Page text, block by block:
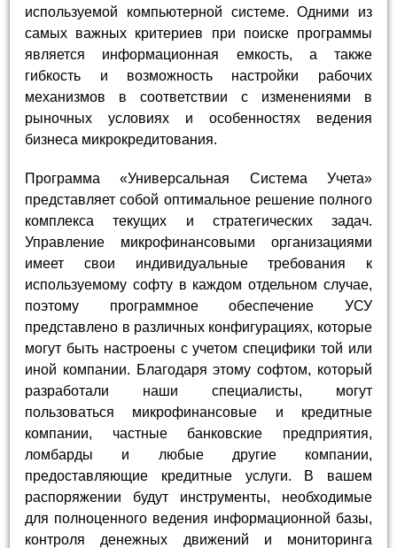
используемой компьютерной системе. Одними из
самых важных критериев при поиске программы
является информационная емкость, а также
гибкость и возможность настройки рабочих
механизмов в соответствии с изменениями в
рыночных условиях и особенностях ведения
бизнеса микрокредитования.
Программа «Универсальная Система Учета»
представляет собой оптимальное решение полного
комплекса текущих и стратегических задач.
Управление микрофинансовыми организациями
имеет свои индивидуальные требования к
используемому софту в каждом отдельном случае,
поэтому программное обеспечение УСУ
представлено в различных конфигурациях, которые
могут быть настроены с учетом специфики той или
иной компании. Благодаря этому софтом, который
разработали наши специалисты, могут
пользоваться микрофинансовые и кредитные
компании, частные банковские предприятия,
ломбарды и любые другие компании,
предоставляющие кредитные услуги. В вашем
распоряжении будут инструменты, необходимые
для полноценного ведения информационной базы,
контроля денежных движений и мониторинга